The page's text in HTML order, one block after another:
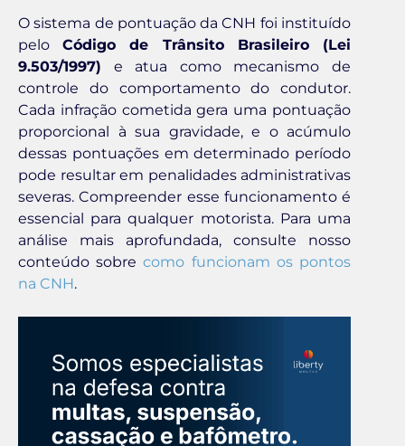
O sistema de pontuação da CNH foi instituído
peloCódigo de Trânsito Brasileiro (Lei
9.503/1997) e atua como mecanismo de
controle do comportamento do condutor.
Cada infração cometida gera uma pontuação
proporcional à sua gravidade, e o acúmulo
dessas pontuações em determinado período
pode resultar em penalidades administrativas
severas. Compreender esse funcionamento é
essencial para qualquer motorista. Para uma
análise mais aprofundada, consulte nosso
conteúdo sobrecomo funcionam os pontos
na CNH.